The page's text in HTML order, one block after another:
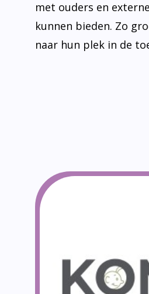
met ouders en
kunnen bieden. Zo
naar hun plek in de